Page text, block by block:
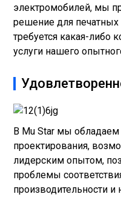
электромобилей, мы
решение для
требуется какая-либо
услуги нашего
В Mu Star мы обладаем
проектирования,
лидерским опытом,
проблемы
производительности